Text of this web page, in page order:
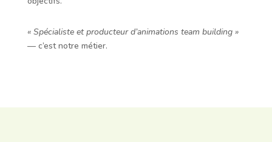
« Spécialiste et producteur d’animations team building »
— c’est notre métier.